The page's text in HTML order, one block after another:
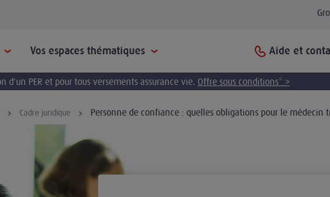
Vos espaces thématiques Aide et
PER et pour tous versements assurance vie. Offre sous conditions* >
Cadre juridique Personne de confiance : quelles obligations pour le médecin